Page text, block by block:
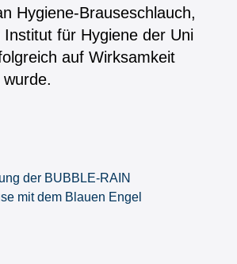
Hygiene-Brauseschlauch,
für Hygiene der Uni
auf Wirksamkeit
der BUBBLE-RAIN
mit dem Blauen Engel